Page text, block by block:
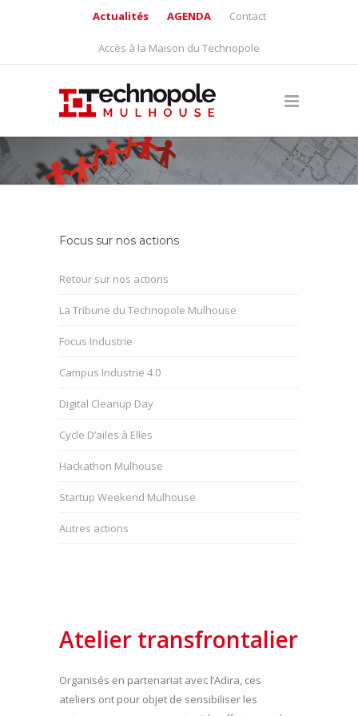
Actualités AGENDA Contact
Accès à la Maison du Technopole
Focus sur nos actions
Retour sur nos actions
La Tribune du Technopole Mulhouse
Focus Industrie
Campus Industrie 4.0
Digital Cleanup Day
Cycle D’ailes à Elles
Hackathon Mulhouse
Startup Weekend Mulhouse
Autres actions
Atelier transfrontalier
Organisés en partenariat avec l’Adira, ces
ateliers ont pour objet de sensibiliser les